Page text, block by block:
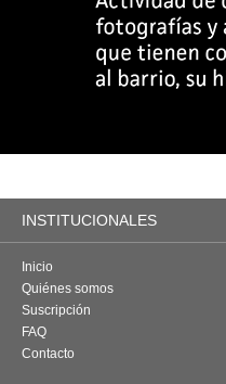
INSTITUCIONALES
Inicio
Quiénes somos
Suscripción
FAQ
Contacto